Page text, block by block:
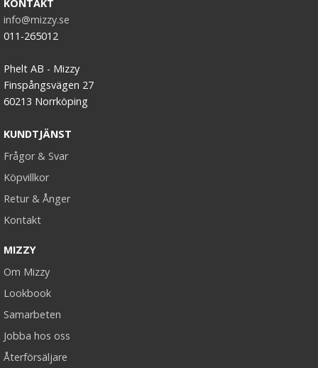
KONTAKT
info@mizzy.se
011-265012
Phelt AB - Mizzy
Finspångsvägen 27
60213 Norrköping
KUNDTJÄNST
Frågor & Svar
Köpvillkor
Retur & Ånger
Kontakt
MIZZY
Om Mizzy
Lookbook
Samarbeten
Jobba hos oss
Återförsäljare